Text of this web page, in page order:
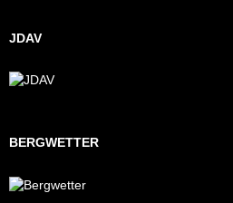
JDAV
BERGWETTER